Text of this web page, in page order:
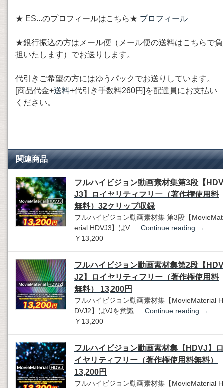
★ ES...のプロフィールはこちら★ プロフィール
★銀行振込の方はメール便（メール便の送料はこちらで負
担いたします）でお送りします。
代引きご希望の方にはゆうパックでお送りしています。
[商品代金+送料+代引き手数料260円]を配達員にお支払い
ください。
関連商品
フルハイビジョン動画素材集第3段【HDV
J3】ロイヤリティフリー（著作権使用料
無料）32クリップ収録
フルハイビジョン動画素材集 第3段【MovieMat
erial HDVJ3】はV … Continue reading →
￥13,200
フルハイビジョン動画素材集第2段【HDV
J2】ロイヤリティフリー（著作権使用料
無料） 13,200円
フルハイビジョン動画素材集【MovieMaterial H
DVJ2】はVJを意識 … Continue reading →
￥13,200
フルハイビジョン動画素材集【HDVJ】ロ
イヤリティフリー（著作権使用料無料）
13,200円
フルハイビジョン動画素材集【MovieMaterial H